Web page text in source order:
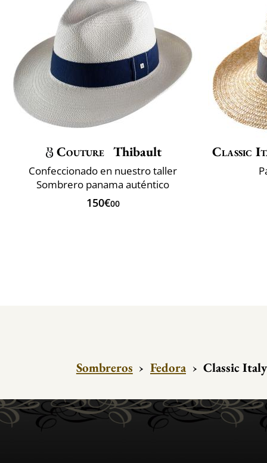
Couture Thibault
Confeccionado en nuestro taller
Sombrero panama auténtico
150€00
Classic
Sombreros › Fedora › Classic